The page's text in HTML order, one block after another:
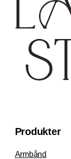
Produkter
Armbånd